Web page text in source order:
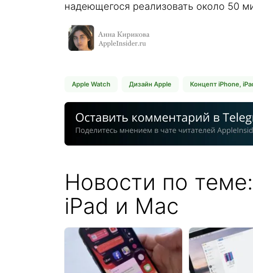
надеющегося реализовать около 50
Apple Watch Дизайн Apple Концепт iPhone,
Новости по
iPad и Mac